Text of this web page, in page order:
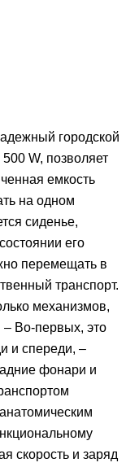
городской
W, позволяет
емкость
на одном
сиденье,
его
перемещать в
транспорт.
механизмов,
– Во-первых, это
и спереди, –
фонари и
скорость и заряд